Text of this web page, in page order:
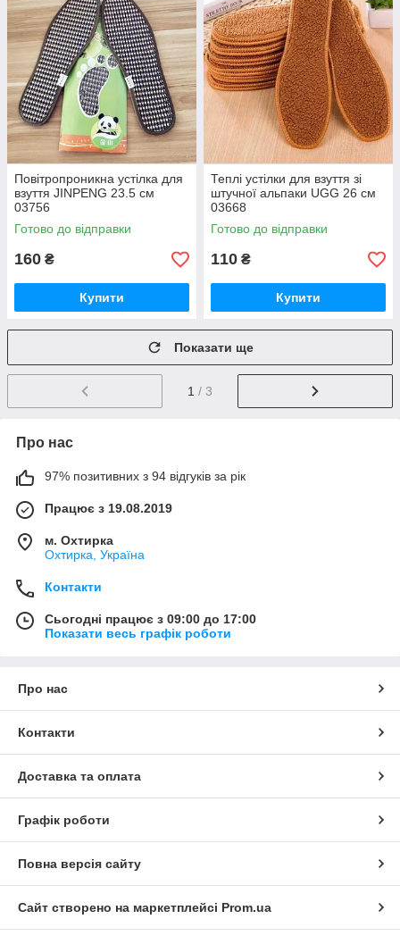
Повітропроникна устілка для
взуття JINPENG 23.5 см
03756
Готово до відправки
160 ₴
Купити
Теплі устілки для взуття зі
штучної альпаки UGG 26 см
03668
Готово до відправки
110 ₴
Купити
Показати ще
1 / 3
Про нас
97% позитивних з 94 відгуків за рік
Працює з 19.08.2019
м. Охтирка
Охтирка, Україна
Контакти
Сьогодні працює з 09:00 до 17:00
Показати весь графік роботи
Про нас
Контакти
Доставка та оплата
Графік роботи
Повна версія сайту
Сайт створено на маркетплейсі Prom.ua